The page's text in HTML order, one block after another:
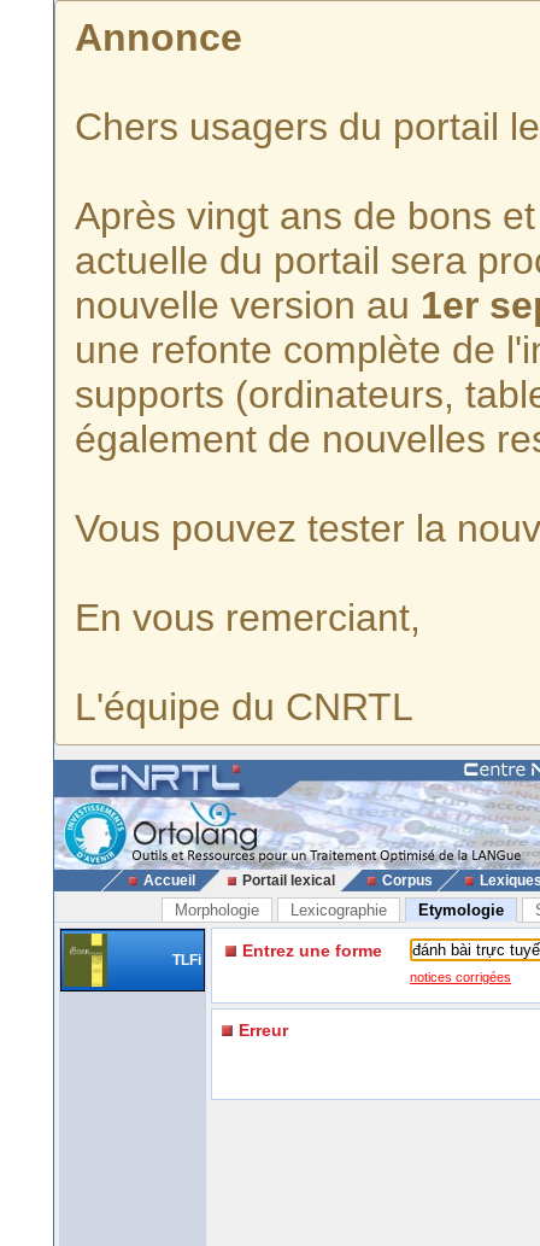
Annonce
Chers usagers du portail
Après vingt ans de bons
actuelle du portail sera
nouvelle version au 1er
une refonte complète de
supports (ordinateurs,
également de nouvelles
Vous pouvez tester la
En vous remerciant,
L'équipe du CNRTL
Accueil Portail lexical Corpus
Morphologie Lexicographie Etymologie
TLFi Entrez une forme
notices corrigées
Erreur